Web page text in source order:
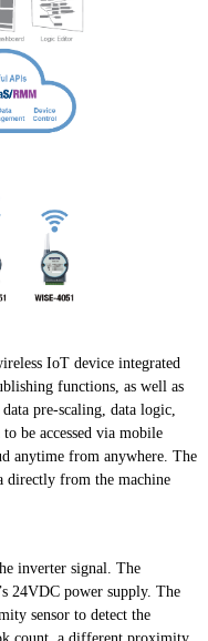
IoT device integrated
functions, as well as
pre-scaling, data logic,
be accessed via mobile
anytime from anywhere. The
directly from the machine
inverter signal. The
24VDC power supply. The
sensor to detect the